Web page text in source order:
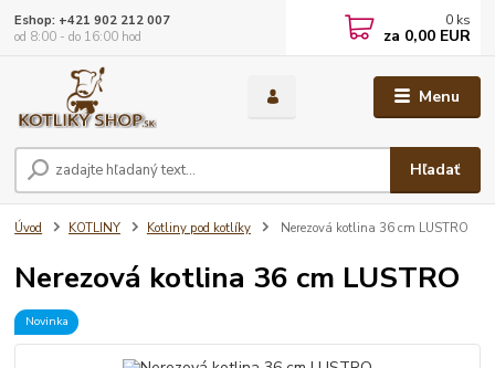
Menu
Hľadať
Eshop: +421 902 212 007
od 8:00 - do 16:00 hod
0 ks
za 0,00 EUR
Úvod KOTLINY Kotliny pod kotlíky Nerezová kotlina 36 cm LUSTRO
Nerezová kotlina 36 cm LUSTRO
Novinka